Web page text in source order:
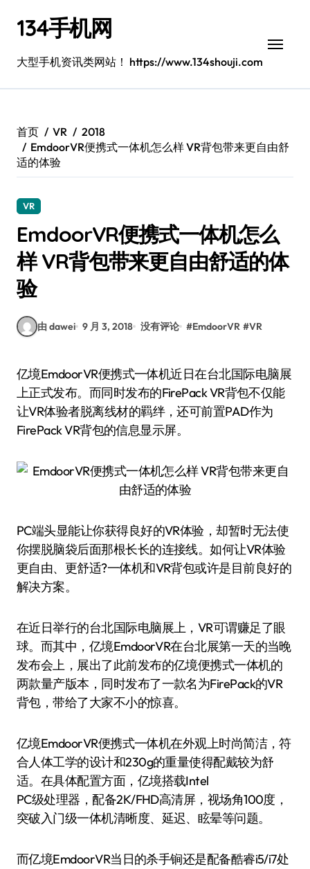
134手机网
大型手机资讯类网站！ https://www.134shouji.com
首页 VR
2018
EmdoorVR便携式一体机怎么样 VR背包带来更自由舒
适的体验
VR
EmdoorVR便携式一体机怎么
样 VR背包带来更自由舒适的体
验
由 dawei 9 月 3, 2018 没有评论 #EmdoorVR #VR
亿境EmdoorVR便携式一体机近日在台北国际电脑展
上正式发布。而同时发布的FirePack VR背包不仅能
让VR体验者脱离线材的羁绊，还可前置PAD作为
FirePack VR背包的信息显示屏。
PC端头显能让你获得良好的VR体验，却暂时无法使
你摆脱脑袋后面那根长长的连接线。如何让VR体验
更自由、更舒适?一体机和VR背包或许是目前良好的
解决方案。
在近日举行的台北国际电脑展上，VR可谓赚足了眼
球。而其中，亿境EmdoorVR在台北展第一天的当晚
发布会上，展出了此前发布的亿境便携式一体机的
两款量产版本，同时发布了一款名为FirePack的VR
背包，带给了大家不小的惊喜。
亿境EmdoorVR便携式一体机在外观上时尚简洁，符
合人体工学的设计和230g的重量使得配戴较为舒
适。在具体配置方面，亿境搭载Intel
PC级处理器，配备2K/FHD高清屏，视场角100度，
突破入门级一体机清晰度、延迟、眩晕等问题。
而亿境EmdoorVR当日的杀手锏还是配备酷睿i5/i7处